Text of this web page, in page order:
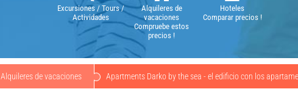
Excursiones / Tours /
Actividades
Alquileres de
vacaciones
Compruebe estos
precios !
Hoteles
Comparar precios !
Alquileres de vacaciones Apartments Darko by the sea - el edificio con los